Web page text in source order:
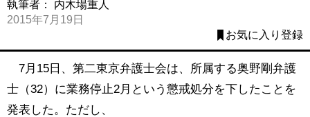
執筆者： 内木場重人
2015年7月19日
お気に入り登録
7月15日、第二東京弁護士会は、所属する奥野剛弁護
士（32）に業務停止2月という懲戒処分を下したことを
発表した。ただし、